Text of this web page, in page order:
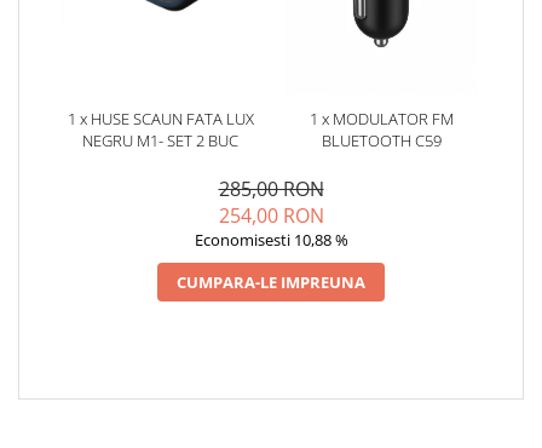
Marcaje si Echipamente de
Accesorii Cabina Camion
Echipamente Electrice si
Echipamente ADR si Utilitare
Aditivi Combustibil
1 x HUSE SCAUN FATA LUX
NEGRU M1- SET 2 BUC
1 x MODULATOR FM
BLUETOOTH C59
285,00 RON
254,00 RON
Economisesti 10,88 %
CUMPARA-LE IMPREUNA